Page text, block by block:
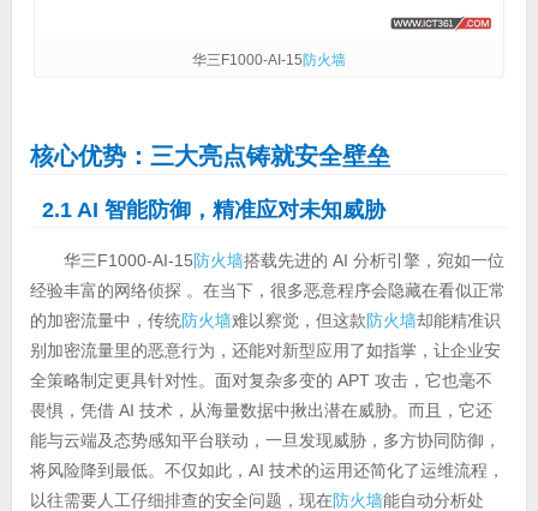
华三F1000-AI-15防火墙
核心优势：三大亮点铸就安全壁垒
2.1 AI 智能防御，精准应对未知威胁
华三F1000-AI-15防火墙搭载先进的 AI 分析引擎，宛如一位
经验丰富的网络侦探 。在当下，很多恶意程序会隐藏在看似正常
的加密流量中，传统防火墙难以察觉，但这款防火墙却能精准识
别加密流量里的恶意行为，还能对新型应用了如指掌，让企业安
全策略制定更具针对性。面对复杂多变的 APT 攻击，它也毫不
畏惧，凭借 AI 技术，从海量数据中揪出潜在威胁。而且，它还
能与云端及态势感知平台联动，一旦发现威胁，多方协同防御，
将风险降到最低。不仅如此，AI 技术的运用还简化了运维流程，
以往需要人工仔细排查的安全问题，现在防火墙能自动分析处